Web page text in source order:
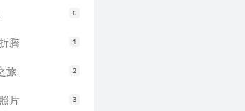
6
1
腾
2
旅
3
片